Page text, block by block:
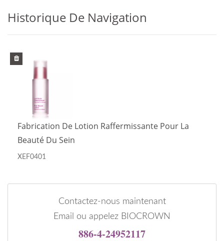
Historique De Navigation
Fabrication De Lotion Raffermissante Pour La
Beauté Du Sein
XEF0401
Contactez-nous maintenant
Email ou appelez BIOCROWN
886-4-24952117